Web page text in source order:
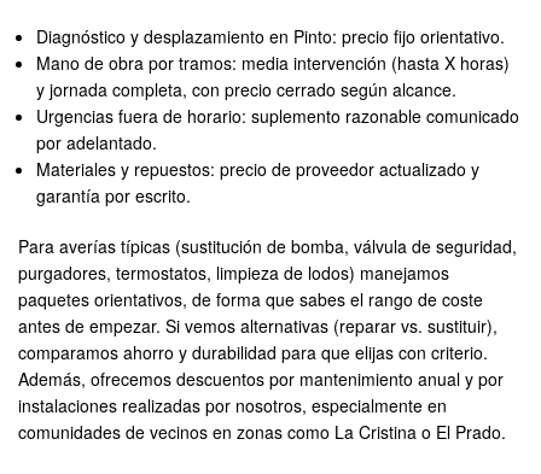
Diagnóstico y desplazamiento en Pinto: precio fijo orientativo.
Mano de obra por tramos: media intervención (hasta X horas)
y jornada completa, con precio cerrado según alcance.
Urgencias fuera de horario: suplemento razonable comunicado
por adelantado.
Materiales y repuestos: precio de proveedor actualizado y
garantía por escrito.
Para averías típicas (sustitución de bomba, válvula de seguridad,
purgadores, termostatos, limpieza de lodos) manejamos
paquetes orientativos, de forma que sabes el rango de coste
antes de empezar. Si vemos alternativas (reparar vs. sustituir),
comparamos ahorro y durabilidad para que elijas con criterio.
Además, ofrecemos descuentos por mantenimiento anual y por
instalaciones realizadas por nosotros, especialmente en
comunidades de vecinos en zonas como La Cristina o El Prado.